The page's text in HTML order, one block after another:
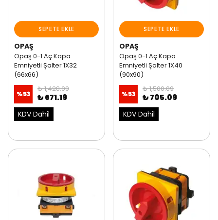
SEPETE EKLE
OPAŞ
Opaş 0-1 Aç Kapa
Emniyetli Şalter 1X32
(66x66)
%53
₺ 1,428.09
₺ 671.19
KDV Dahil
SEPETE EKLE
OPAŞ
Opaş 0-1 Aç Kapa
Emniyetli Şalter 1X40
(90x90)
%53
₺ 1,500.09
₺ 705.09
KDV Dahil